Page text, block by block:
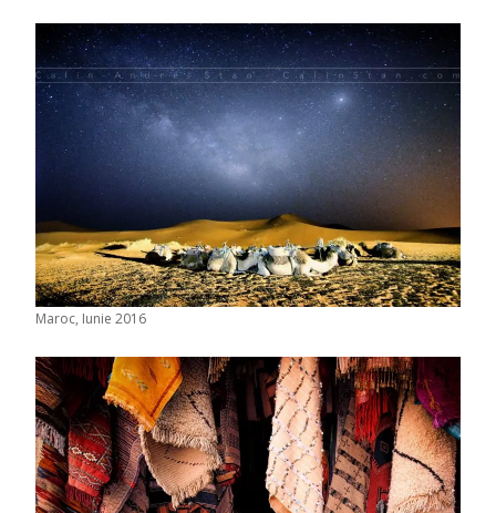
Maroc, Iunie 2016